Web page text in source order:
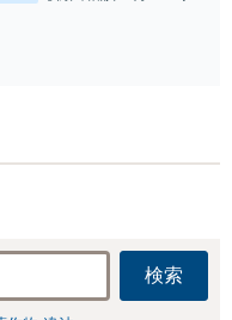
れたら、サインす
お店の風評被害対
応可：開示請求の
意見照会が来たと
きの対処法、被害
検索